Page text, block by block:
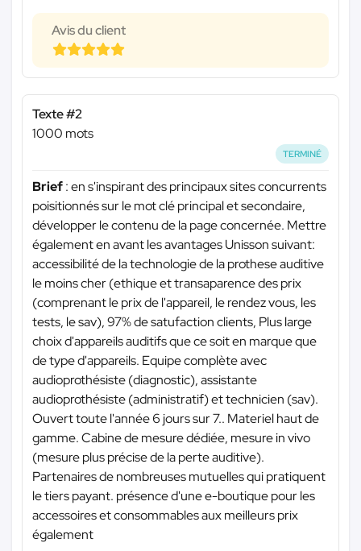
Avis du client
Texte #2
1000 mots
TERMINÉ
Brief: en s'inspirant des principaux sites concurrents
poisitionnés sur le mot clé principal et secondaire,
développer le contenu de la page concernée. Mettre
également en avant les avantages Unisson suivant:
accessibilité de la technologie de la prothese auditive
le moins cher (ethique et transaparence des prix
(comprenant le prix de l'appareil, le rendez vous, les
tests, le sav), 97% de satufaction clients, Plus large
choix d'appareils auditifs que ce soit en marque que
de type d'appareils. Equipe complète avec
audioprothésiste (diagnostic), assistante
audioprothésiste (administratif) et technicien (sav).
Ouvert toute l'année 6 jours sur 7.. Materiel haut de
gamme. Cabine de mesure dédiée, mesure in vivo
(mesure plus précise de la perte auditive).
Partenaires de nombreuses mutuelles qui pratiquent
le tiers payant. présence d'une e-boutique pour les
accessoires et consommables aux meilleurs prix
également